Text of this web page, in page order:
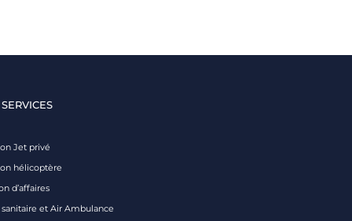
Jet privé
hélicoptère
d’affaires
et Air Ambulance